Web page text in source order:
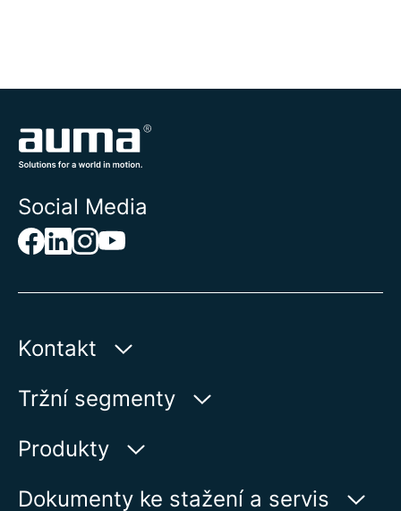
Social Media
Kontakt
AUMA Riester
Aumastr 1
Zobrazit na kartě
Tržní segmenty
Voda
Produkty
Vyhledávač výrobků
Dokumenty ke stažení a servis